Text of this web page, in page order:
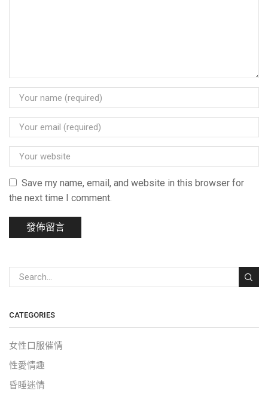
Save my name, email, and website in this browser for
the next time I comment.
CATEGORIES
女性口服催情
性愛情趣
昏睡迷情